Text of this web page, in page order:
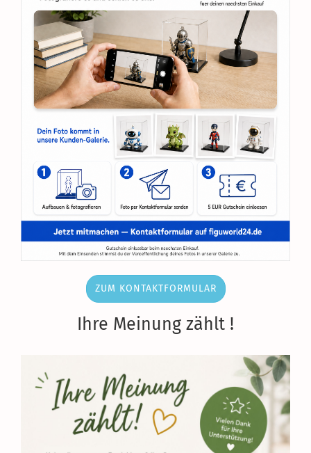
ZUM KONTAKTFORMULAR
Ihre Meinung zählt !